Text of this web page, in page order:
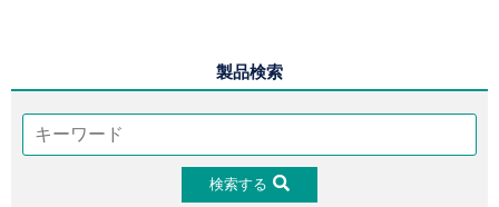
製品検索
検索する